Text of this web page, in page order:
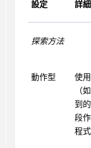
設定 詳
探索方法
動作型
使
（
到
段
程